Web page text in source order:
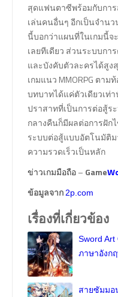
สุดแฟนตาซีพร้อมกับกา
เล่นคนอื่นๆ อีกเป็นจำน
นี้บอกว่าแผนที่ในเกมนี้จ
เลยทีเดียว ส่วนระบบก
และบังคับตัวละครได้สูง
เกมแนว MMORPG ตา
บทบาทได้แค่ตัวเดียวเท่
ปราสาทที่เป็นการต่อสู้ร
กลางคืนก็มีผลต่อการฝัก
ระบบต่อสู้แบบอัตโนมัติม
ความรวดเร็วเป็นหลัก
ข่าวเกมมือถือ – Game
ข้อมูลจาก 2p.com
เรื่องที่เกี่ยวข้อง
Sword
ภาษาอังก
สายซัมมอ